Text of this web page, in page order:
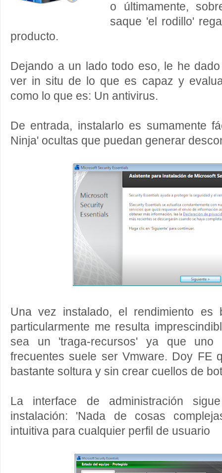
o últimamente,
saque 'el rodillo'
producto.
Dejando a un lado todo eso, le he
ver in situ de lo que es capaz y
como lo que es: Un antivirus.
De entrada, instalarlo es sumamente
Ninja' ocultas que puedan generar
Una vez instalado, el rendimiento es
particularmente me resulta
sea un 'traga-recursos' ya que uno
frecuentes suele ser Vmware. Doy FE
bastante soltura y sin crear cuellos de
La interface de administración
instalación: 'Nada de cosas
intuitiva para cualquier perfil de usuario